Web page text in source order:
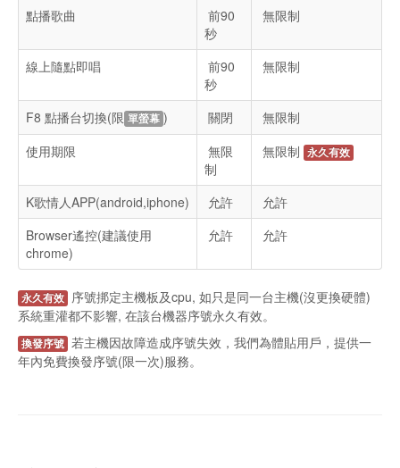
點播歌曲
前90
秒
無限制
線上隨點即唱
前90
秒
無限制
F8 點播台切換(限 單螢幕 ) 關閉
無限制
使用期限
無限
制
無限制 永久有效
K歌情人
APP(android,iphone)
允許 允許
Browser遙控(建議使用
chrome)
永久有效 序號挷定主機板及cpu, 如只是同一台主機(沒更換硬體)
系統重灌都不影響, 在該台機器序號永久有效。
換發序號 若主機因故障造成序號失效，我們為體貼用戶，提供一